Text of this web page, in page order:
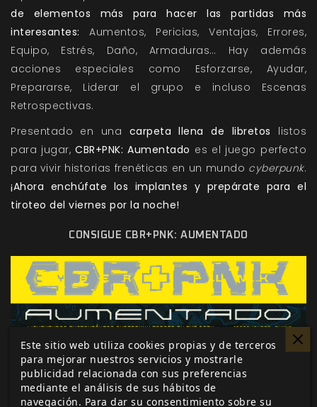
de elementos más para hacer las partidas más
interesantes: Aumentos, Pericias, Ventajas, Errores,
Equipo, Estrés, Daño, Armaduras… Hay además
acciones especiales como Esforzarse, Ayudar,
Prepararse, Liderar el grupo e incluso Escenas
Retrospectivas.
Presentado en una carpeta llena de libretos listos
para jugar,CBR+PNK: Aumentado es el juego perfecto
para vivir historias frenéticas en un mundo cyberpunk.
¡Ahora enchúfate los implantes y prepárate para el
tiroteo del viernes por la noche!
CONSIGUE CBR+PNK: AUMENTADO
Este sitio web utiliza cookies propias y de terceros
para mejorar nuestros servicios y mostrarle
publicidad relacionada con sus preferencias
mediante el análisis de sus hábitos de
navegación. Para dar su consentimiento sobre su